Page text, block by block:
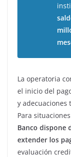
La operatoria
el inicio del
y adecuaciones
Para
Banco dispone
extender los
evaluación